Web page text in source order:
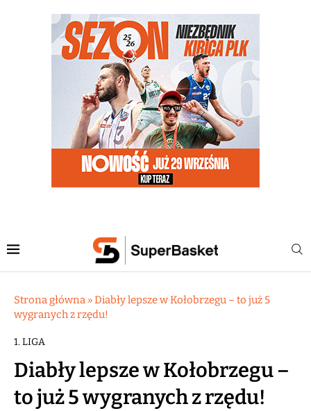
Strona główna »Diabły lepsze w Kołobrzegu – to już 5
wygranych z rzędu!
1. LIGA
Diabły lepsze w Kołobrzegu –
to już 5 wygranych z rzędu!